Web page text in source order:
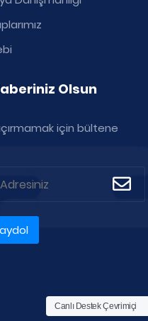
Canlı Destek Çevrimiçi
Olsun
için bültene